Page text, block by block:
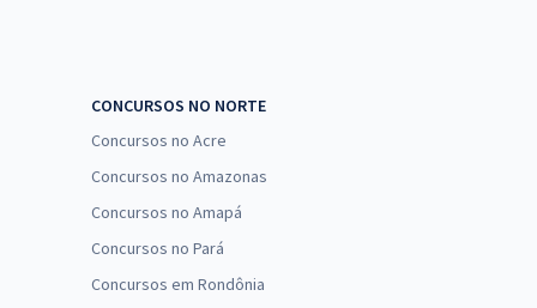
CONCURSOS NO NORTE
Concursos no Acre
Concursos no Amazonas
Concursos no Amapá
Concursos no Pará
Concursos em Rondônia